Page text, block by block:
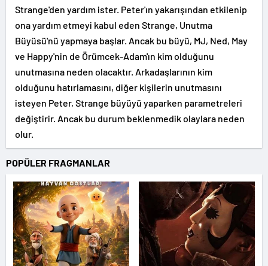
Strange'den yardım ister. Peter'ın yakarışından etkilenip
ona yardım etmeyi kabul eden Strange, Unutma
Büyüsü'nü yapmaya başlar. Ancak bu büyü, MJ, Ned, May
ve Happy'nin de Örümcek-Adam'ın kim olduğunu
unutmasına neden olacaktır. Arkadaşlarının kim
olduğunu hatırlamasını, diğer kişilerin unutmasını
isteyen Peter, Strange büyüyü yaparken parametreleri
değiştirir. Ancak bu durum beklenmedik olaylara neden
olur.
POPÜLER FRAGMANLAR